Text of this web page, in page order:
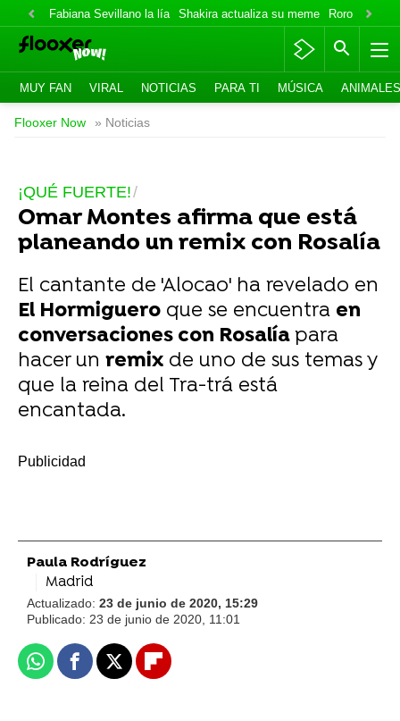
Fabiana Sevillano la lía Shakira actualiza su meme Roro lo niega
MUY FAN VIRAL NOTICIAS PARA TI MÚSICA ANIMALES
Flooxer Now » Noticias
¡QUÉ FUERTE!
Omar Montes afirma que está
planeando un remix con Rosalía
El cantante de 'Alocao' ha revelado en
El Hormiguero que se encuentra en
conversaciones con Rosalíapara
hacer un remix de uno de sus temas y
que la reina del Tra-trá está
encantada.
Paula Rodríguez
Madrid
Actualizado: 23 de junio de 2020, 15:29
Publicado: 23 de junio de 2020, 11:01
WhatsappFacebook
X Flipboard